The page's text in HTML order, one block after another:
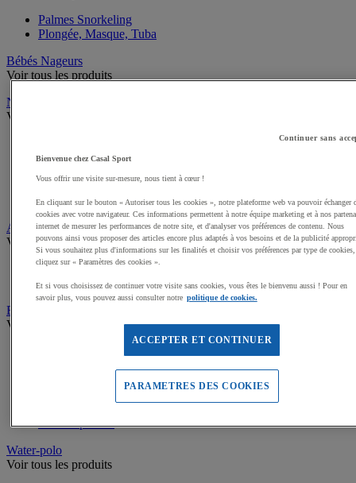
Palmes Snorkeling
Plongée, Masque, Tuba
Bébés Nageurs
Voir tous les produits
Natation
Voir tous les produits
Lunettes, masques, tubas Natation
Matériel Entraînement Natation
Mannequins sauvetage
Aquagym et Aquabike
Voir tous les produits
Matériel Aquagym
Aquabike, vélos elliptiques, tapis de course aquatique
Equipement piscine, jeux aquatiques
Voir tous les produits
Jeux de piscine
Water-polo
Voir tous les produits
Continuer sans
Bienvenue chez Casal Sport
Vous offrir une visite sur-mesure, nous tient à cœur !
En cliquant sur le bouton « Autoriser tous les cookies », notre plateforme web va pouvoir échanger
cookies avec votre navigateur. Ces informations permettent à notre équipe marketing et à nos
internet de mesurer les performances de notre site, et d'analyser vos préférences de contenu. Nous
pouvons ainsi vous proposer des articles encore plus adaptés à vos besoins et de la publicité
Si vous souhaitez plus d'informations sur les finalités et choisir vos préférences par type de cookies,
cliquez sur « Paramètres des cookies ».
Et si vous choisissez de continuer votre visite sans cookies, vous êtes le bienvenu aussi ! Pour en
savoir plus, vous pouvez aussi consulter notre politique de cookies.
ACCEPTER ET CONTINUER
PARAMETRES DES COOKIES